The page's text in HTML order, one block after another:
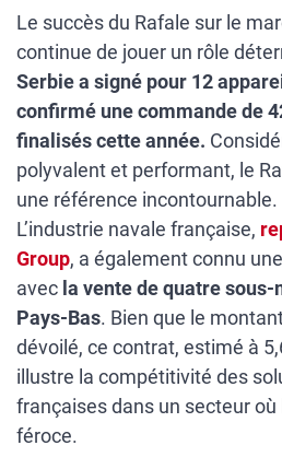
Le succès du Rafale sur le
continue de jouer un rôle
Serbie a signé pour 12
confirmé une commande de
finalisés cette année.
polyvalent et performant, le
une référence incontournable.
L’industrie navale française,
Group, a également connu
avec la vente de quatre
Pays-Bas. Bien que le
dévoilé, ce contrat, estimé à
illustre la compétitivité des
françaises dans un secteur
féroce.